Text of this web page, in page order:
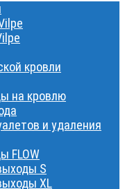
кровли
на кровлю
и удаления
FLOW
S
XL